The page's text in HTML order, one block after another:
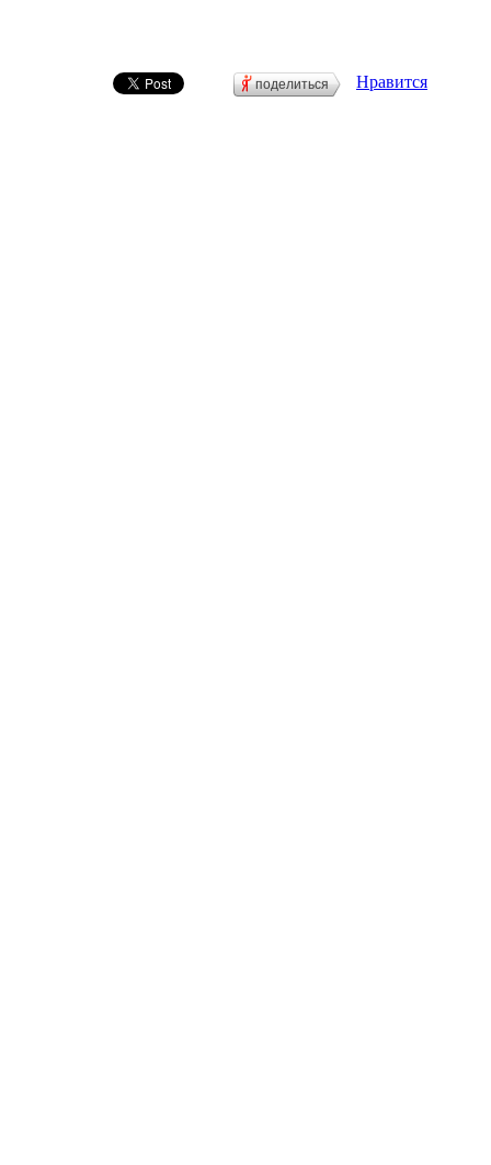
поделиться Нравится